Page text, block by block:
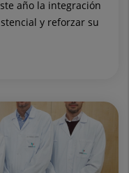
año la integración
y reforzar su